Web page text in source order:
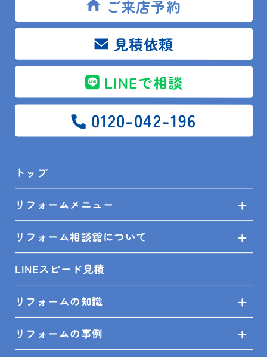
トップ
リフォームメニュー
リフォーム相談舘について
LINEスピード見積
リフォームの知識
リフォームの事例
ご来店予約
見積依頼
LINEで相談
0120-042-196
【施工後】